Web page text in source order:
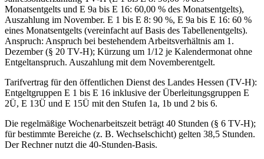
Monatsentgelts und E 9a bis E 16: 60,00 % des Monatsentgelts),
Auszahlung im November. E 1 bis E 8: 90 %, E 9a bis E 16: 60 %
eines Monatsentgelts (vereinfacht auf Basis des Tabellenentgelts).
Anspruch: Anspruch bei bestehendem Arbeitsverhältnis am 1.
Dezember (§ 20 TV-H); Kürzung um 1/12 je Kalendermonat ohne
Entgeltanspruch. Auszahlung mit dem Novemberentgelt.
Tarifvertrag für den öffentlichen Dienst des Landes Hessen (TV-H):
Entgeltgruppen E 1 bis E 16 inklusive der Überleitungsgruppen E
2Ü, E 13Ü und E 15Ü mit den Stufen 1a, 1b und 2 bis 6.
Die regelmäßige Wochenarbeitszeit beträgt 40 Stunden (§ 6 TV-H);
für bestimmte Bereiche (z. B. Wechselschicht) gelten 38,5 Stunden.
Der Rechner nutzt die 40-Stunden-Basis.